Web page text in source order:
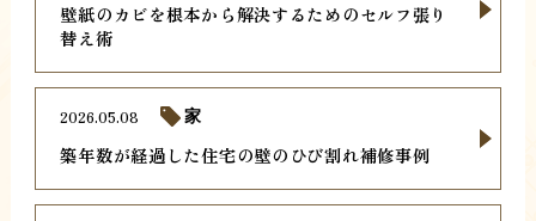
壁紙のカビを根本から解決するためのセルフ張り
替え術
築年数が経過した住宅の壁のひび割れ補修事例
2026.05.08 家